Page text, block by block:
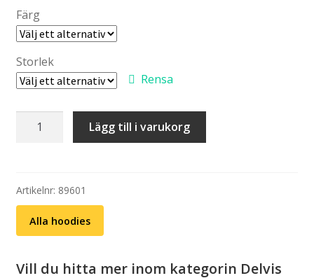
Färg
Storlek
Rensa
Hoodie:
Prins
(svart
eller
Lägg till i varukorg
Artikelnr: 89601
Alla hoodies
Vill du hitta mer inom kategorin Delvis